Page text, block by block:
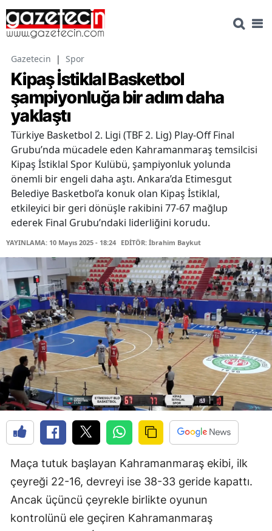
Gazetecin | Spor
Kipaş İstiklal Basketbol
şampiyonluğa bir adım daha
yaklaştı
Türkiye Basketbol 2. Ligi (TBF 2. Lig) Play-Off Final
Grubu’nda mücadele eden Kahramanmaraş temsilcisi
Kipaş İstiklal Spor Kulübü, şampiyonluk yolunda
önemli bir engeli daha aştı. Ankara’da Etimesgut
Belediye Basketbol’a konuk olan Kipaş İstiklal,
etkileyici bir geri dönüşle rakibini 77-67 mağlup
ederek Final Grubu’ndaki liderliğini korudu.
YAYINLAMA: 10 Mayıs 2025 - 18:24 EDİTÖR: İbrahim Baykut
Maça tutuk başlayan Kahramanmaraş ekibi, ilk
çeyreği 22-16, devreyi ise 38-33 geride kapattı.
Ancak üçüncü çeyrekle birlikte oyunun
kontrolünü ele geçiren Kahramanmaraş